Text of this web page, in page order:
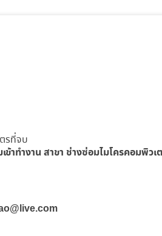
รที่จบ
เข้าทำงาน สาขา ช่างซ่อมไมโครคอมพิว